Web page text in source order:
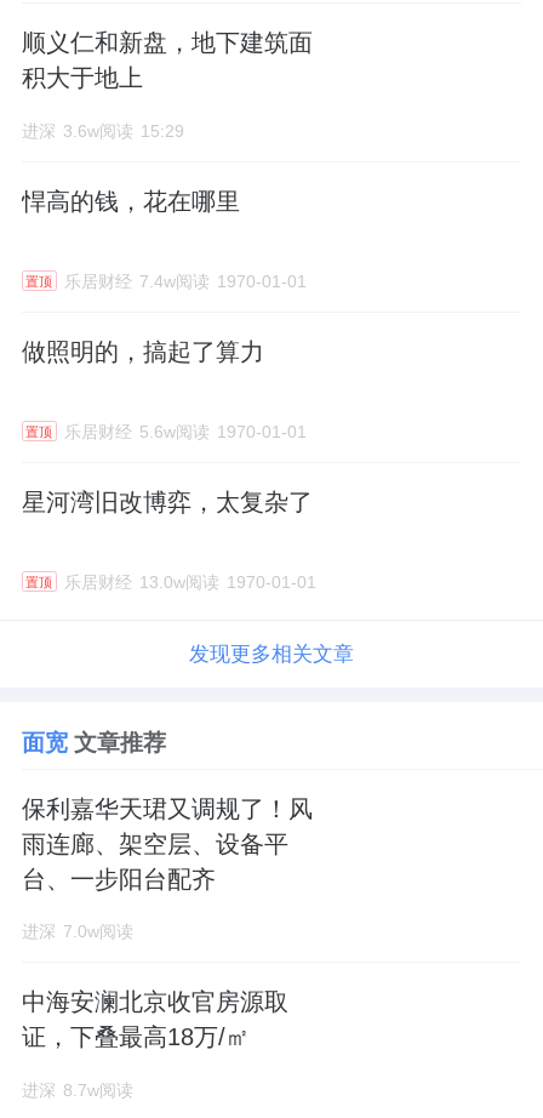
顺义仁和新盘，地下建筑面
积大于地上
进深 3.6w阅读 15:29
悍高的钱，花在哪里
置顶 乐居财经 7.4w阅读 1970-01-01
做照明的，搞起了算力
置顶 乐居财经 5.6w阅读 1970-01-01
星河湾旧改博弈，太复杂了
置顶 乐居财经 13.0w阅读 1970-01-01
发现更多相关文章
面宽文章推荐
保利嘉华天珺又调规了！风
雨连廊、架空层、设备平
台、一步阳台配齐
进深 7.0w阅读
中海安澜北京收官房源取
证，下叠最高18万/㎡
进深 8.7w阅读